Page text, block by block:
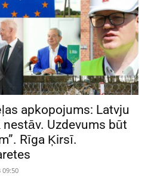
apkopojums: Latvju
nestāv. Uzdevums būt
Rīga Ķirsī.
09:50